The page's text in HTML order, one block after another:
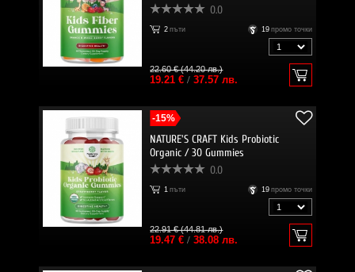
0.0
2 пъти 19 промо точки
22.60 € (44.20 лв.)
19.21 €/ 37.57 лв.
-15%
NATURE'S CRAFT Kids Probiotic
Organic / 30 Gummies
0.0
1 пъти 19 промо точки
22.91 € (44.81 лв.)
19.47 €/ 38.08 лв.